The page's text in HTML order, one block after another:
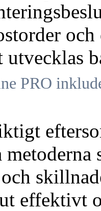
utvecklas
PRO
effektivt